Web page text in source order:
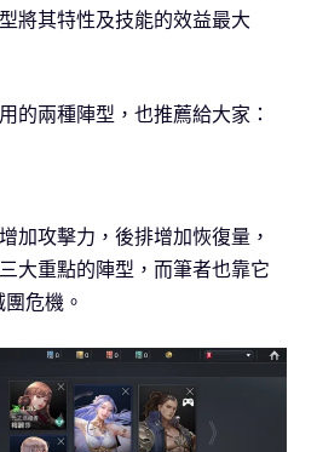
將其特性及技能的效益最大
的兩種陣型，也推薦給大家：
加攻擊力，後排增加恢復量，
大重點的陣型，而筆者也靠它
危機。